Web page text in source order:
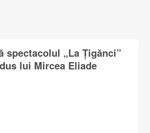
„La Țigănci”
lui Mircea Eliade